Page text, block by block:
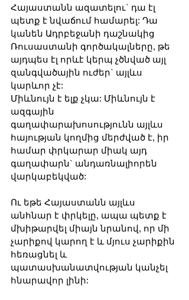
Հայաստանն ազատելու` դա էլ
պետք է նվաճում համարել: Դա
կանեն Ադրբեջանի դաշնակից
Ռուսաստանի գործակալները, թե
այդպես էլ որևէ կերպ չծնված այլ
զանգվածային ուժեր` այլևս
կարևոր չէ:
Միևնույն է ելք չկա: Միևնույն է
ազգային
գաղափարախոսությունն այլևս
հայության կողմից մերժված է, իր
համար փրկարար միակ այդ
գաղափարն` անդառնալիորեն
վարկաբեկված:
Ու եթե Հայաստանն այլևս
անհնար է փրկելը, ապա պետք է
մխիթարվել միայն նրանով, որ մի
չարիքով կարող է և մյուս չարիքին
հեռացնել և
պատասխանատվության կանչել
հնարավոր լինի: